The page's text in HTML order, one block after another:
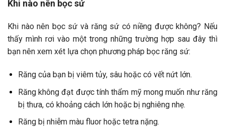
Khi nào nên bọc sứ
Khi nào nên bọc sứ và răng sứ có niềng được không? Nếu
thấy mình rơi vào một trong những trường hợp sau đây thì
bạn nên xem xét lựa chọn phương pháp bọc răng sứ:
Răng của bạn bị viêm tủy, sâu hoặc có vết nứt lớn.
Răng không đạt được tính thẩm mỹ mong muốn như răng
bị thưa, có khoảng cách lớn hoặc bị nghiêng nhẹ.
Răng bị nhiễm màu fluor hoặc tetra nặng.